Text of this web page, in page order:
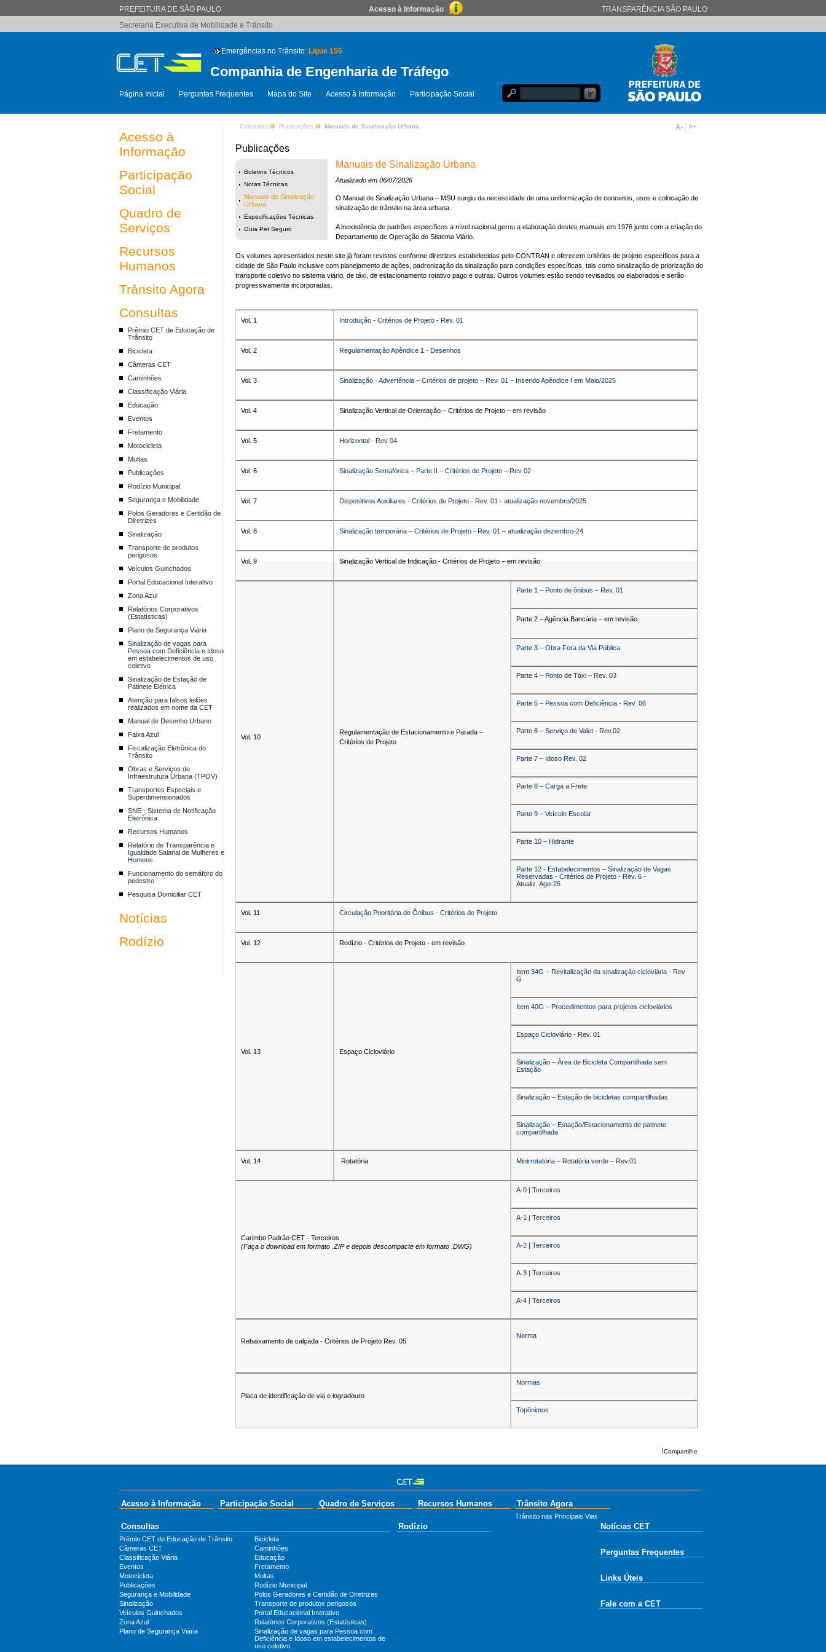
PREFEITURA DE SÃO PAULO Acesso à Informação
TRANSPARÊNCIA SÃO PAULO
Secretaria Executiva de Mobilidade e Trânsito
Emergências no Trânsito: Ligue 156
Companhia de Engenharia de Tráfego
Página Inicial Perguntas Frequentes Mapa do Site Acesso à Informação Participação Social
Acesso à
Informação
Participação
Social
Quadro de
Serviços
Recursos
Humanos
Trânsito Agora
Consultas
Prêmio CET de Educação de
Trânsito
Bicicleta
Câmeras CET
Caminhões
Classificação Viária
Educação
Eventos
Fretamento
Motocicleta
Multas
Publicações
Rodízio Municipal
Segurança e Mobilidade
Polos Geradores e Certidão de
Diretrizes
Sinalização
Transporte de produtos
perigosos
Veículos Guinchados
Portal Educacional Interativo
Zona Azul
Relatórios Corporativos
(Estatísticas)
Plano de Segurança Viária
Sinalização de vagas para
Pessoa com Deficiência e Idoso
em estabelecimentos de uso
coletivo
Sinalização de Estação de
Patinete Elétrica
Atenção para falsos leilões
realizados em nome da CET
Manual de Desenho Urbano
Faixa Azul
Fiscalização Eletrônica do
Trânsito
Obras e Serviços de
Infraestrutura Urbana (TPOV)
Transportes Especiais e
Superdimensionados
SNE - Sistema de Notificação
Eletrônica
Recursos Humanos
Relatório de Transparência e
Igualdade Salarial de Mulheres e
Homens
Funcionamento do semáforo do
pedestre
Pesquisa Domiciliar CET
Notícias
Rodízio
Consultas Publicações Manuais de Sinalização Urbana A- A+
Publicações
Boletins Técnicos
Notas Técnicas
Manuais de Sinalização
Urbana
Especificações Técnicas
Guia Pet Seguro
Manuais de Sinalização Urbana
Atualizado em 06/07/2026
O Manual de Sinalização Urbana – MSU surgiu da necessidade de uma uniformização de conceitos, usos e colocação de
sinalização de trânsito na área urbana.
A inexistência de padrões específicos a nível nacional gerou a elaboração destes manuais em 1976 junto com a criação do
Departamento de Operação do Sistema Viário.
Os volumes apresentados neste site já foram revistos conforme diretrizes estabelecidas pelo CONTRAN e oferecem critérios de projeto específicos para a
cidade de São Paulo inclusive com planejamento de ações, padronização da sinalização para condições específicas, tais como sinalização de priorização do
transporte coletivo no sistema viário, de táxi, de estacionamento rotativo pago e outras. Outros volumes estão sendo revisados ou elaborados e serão
progressivamente incorporadas.
Vol. 1 Introdução - Critérios de Projeto - Rev. 01
Vol. 2 Regulamentação Apêndice 1 - Desenhos
Vol. 3 Sinalização - Advertência – Critérios de projeto – Rev. 01 – Inserido Apêndice I em Maio/2025
Vol. 4 Sinalização Vertical de Orientação – Critérios de Projeto – em revisão
Vol. 5 Horizontal - Rev 04
Vol. 6 Sinalização Semafórica – Parte II – Critérios de Projeto – Rev 02
Vol. 7 Dispositivos Auxiliares - Critérios de Projeto - Rev. 01 - atualização novembro/2025
Vol. 8 Sinalização temporária – Critérios de Projeto - Rev. 01 – atualização dezembro-24
Vol. 9 Sinalização Vertical de Indicação - Critérios de Projeto – em revisão
Vol. 10
Regulamentação de Estacionamento e Parada –
Critérios de Projeto
Parte 1 – Ponto de ônibus – Rev. 01
Parte 2 – Agência Bancária – em revisão
Parte 3 – Obra Fora da Via Pública
Parte 4 – Ponto de Táxi – Rev. 03
Parte 5 – Pessoa com Deficiência - Rev. 06
Parte 6 – Serviço de Valet - Rev.02
Parte 7 – Idoso Rev. 02
Parte 8 – Carga a Frete
Parte 9 – Veículo Escolar
Parte 10 – Hidrante
Parte 12 - Estabelecimentos – Sinalização de Vagas
Reservadas - Critérios de Projeto - Rev. 6 -
Atualiz. Ago-25
Vol. 11 Circulação Prioritária de Ônibus - Critérios de Projeto
Vol. 12 Rodízio - Critérios de Projeto - em revisão
Vol. 13 Espaço Cicloviário
Item 34G – Revitalização da sinalização cicloviária - Rev
G
Item 40G – Procedimentos para projetos cicloviários
Espaço Cicloviário - Rev. 01
Sinalização – Área de Bicicleta Compartilhada sem
Estação
Sinalização – Estação de bicicletas compartilhadas
Sinalização – Estação/Estacionamento de patinete
compartilhada
Vol. 14 Rotatória Minirrotatória – Rotatória verde – Rev.01
Carimbo Padrão CET - Terceiros
(Faça o download em formato .ZIP e depois descompacte em formato .DWG)
A-0 | Terceiros
A-1 | Terceiros
A-2 | Terceiros
A-3 | Terceiros
A-4 | Terceiros
Rebaixamento de calçada - Critérios de Projeto Rev. 05
Norma
Placa de identificação de via e logradouro
Normas
Topônimos
Compartilhe
|
Acesso à Informação Participação Social Quadro de Serviços Recursos Humanos Trânsito Agora
Trânsito nas Principais Vias
Consultas
Prêmio CET de Educação de Trânsito
Bicicleta
Câmeras CET
Caminhões
Classificação Viária
Educação
Eventos
Fretamento
Motocicleta
Multas
Publicações
Rodízio Municipal
Segurança e Mobilidade
Polos Geradores e Certidão de Diretrizes
Sinalização
Transporte de produtos perigosos
Veículos Guinchados
Portal Educacional Interativo
Zona Azul
Relatórios Corporativos (Estatísticas)
Plano de Segurança Viária
Sinalização de vagas para Pessoa com
Deficiência e Idoso em estabelecimentos de
uso coletivo
Rodízio Notícias CET
Perguntas Frequentes
Links Úteis
Fale com a CET